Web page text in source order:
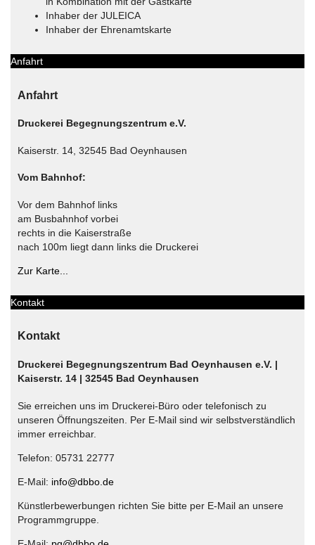
Inhaber der JULEICA
Inhaber der Ehrenamtskarte
Anfahrt
Anfahrt
Druckerei Begegnungszentrum e.V.
Kaiserstr. 14, 32545 Bad Oeynhausen
Vom Bahnhof:
Vor dem Bahnhof links
am Busbahnhof vorbei
rechts in die Kaiserstraße
nach 100m liegt dann links die Druckerei
Zur Karte...
Kontakt
Kontakt
Druckerei Begegnungszentrum Bad Oeynhausen e.V. |
Kaiserstr. 14 | 32545 Bad Oeynhausen
Sie erreichen uns im Druckerei-Büro oder telefonisch zu
unseren Öffnungszeiten. Per E-Mail sind wir selbstverständlich
immer erreichbar.
Telefon: 05731 22777
E-Mail: info@dbbo.de
Künstlerbewerbungen richten Sie bitte per E-Mail an unsere
Programmgruppe.